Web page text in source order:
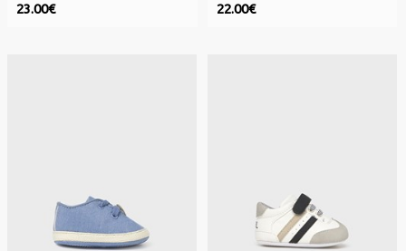
23.00€
22.00€